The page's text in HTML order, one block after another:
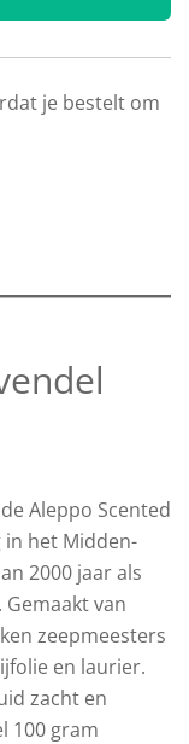
je bestelt om
Aleppo Scented
in het Midden-
2000 jaar als
van
zeepmeesters
en laurier.
zacht en
100 gram